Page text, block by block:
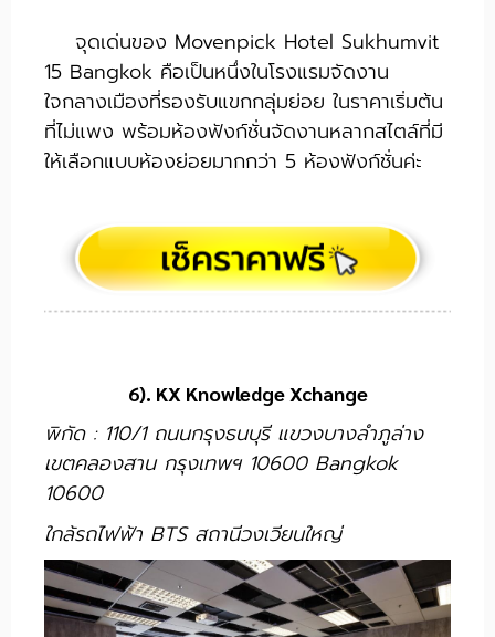
จุดเด่นของ Movenpick Hotel Sukhumvit
15 Bangkok คือเป็นหนึ่งในโรงแรมจัดงาน
ใจกลางเมืองที่รองรับแขกกลุ่มย่อย ในราคาเริ่มต้น
ที่ไม่แพง พร้อมห้องฟังก์ชั่นจัดงานหลากสไตล์ที่มี
ให้เลือกแบบห้องย่อยมากกว่า 5 ห้องฟังก์ชั่นค่ะ
6). KX Knowledge Xchange
พิกัด : 110/1 ถนนกรุงธนบุรี แขวงบางลำภูล่าง
เขตคลองสาน กรุงเทพฯ 10600 Bangkok
10600
ใกล้รถไฟฟ้า BTS สถานีวงเวียนใหญ่